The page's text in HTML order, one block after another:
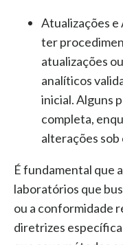
Atualizações
ter
atualizações
analíticos
inicial. Alguns
completa,
alterações
É fundamental que
laboratórios que
ou a conformidade
diretrizes